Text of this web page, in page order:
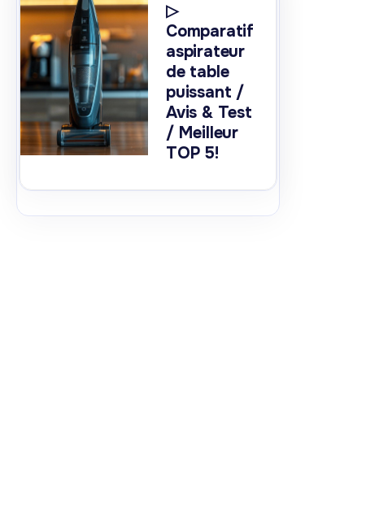
▷
Comparatif
aspirateur
de table
puissant /
Avis & Test
/ Meilleur
TOP 5!